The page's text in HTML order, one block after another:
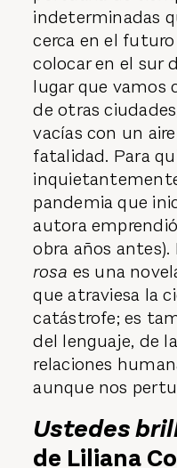
indeterminadas
cerca en el
colocar en el sur
lugar que vamos
de otras
vacías con un
fatalidad. Para
pandemia que
autora
obra años antes).
rosa es una
que atraviesa la
catástrofe; es
del lenguaje, de
relaciones
aunque nos
Ustedes
de Liliana